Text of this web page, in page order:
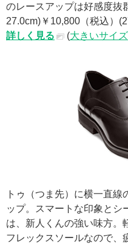
のレースアップは好感度抜
27.0cm)￥10,800（税込）
詳しく見る
(大きいサイ
トゥ（つま先）に横一直
ップ。スマートな印象とシ
は、新人くんの強い味方。
フレックスソールなので、